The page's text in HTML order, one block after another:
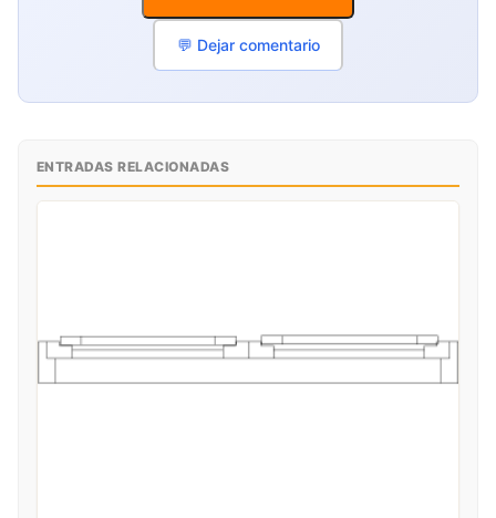
💬 Dejar comentario
ENTRADAS RELACIONADAS